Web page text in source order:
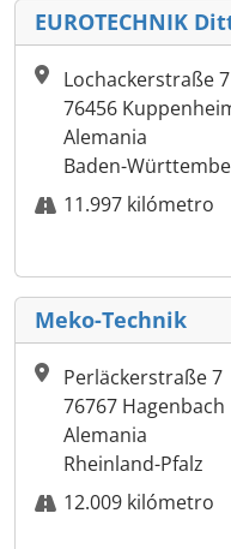
EUROTECHNIK
Lochackerstraße 7
76456
Alemania
Baden-
11.997 kilómetro
Meko-Technik
Perläckerstraße 7
76767 Hagenbach
Alemania
Rheinland-Pfalz
12.009 kilómetro